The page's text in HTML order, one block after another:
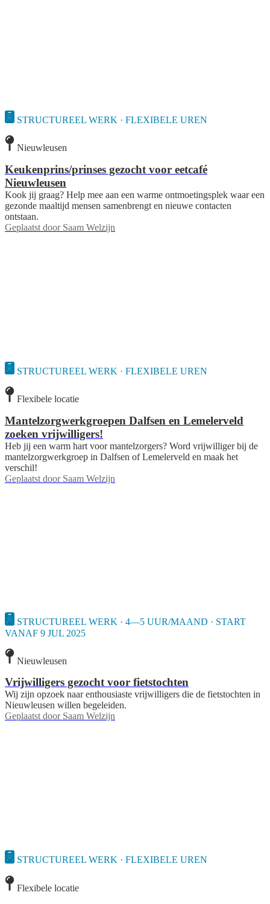
STRUCTUREEL WERK · FLEXIBELE UREN
Nieuwleusen
Keukenprins/prinses gezocht voor eetcafé
Nieuwleusen
Kook jij graag? Help mee aan een warme ontmoetingsplek waar een
gezonde maaltijd mensen samenbrengt en nieuwe contacten
ontstaan.
Geplaatst door Saam Welzijn
STRUCTUREEL WERK · FLEXIBELE UREN
Flexibele locatie
Mantelzorgwerkgroepen Dalfsen en Lemelerveld
zoeken vrijwilligers!
Heb jij een warm hart voor mantelzorgers? Word vrijwilliger bij de
mantelzorgwerkgroep in Dalfsen of Lemelerveld en maak het
verschil!
Geplaatst door Saam Welzijn
STRUCTUREEL WERK · 4—5 UUR/MAAND · START
VANAF 9 JUL 2025
Nieuwleusen
Vrijwilligers gezocht voor fietstochten
Wij zijn opzoek naar enthousiaste vrijwilligers die de fietstochten in
Nieuwleusen willen begeleiden.
Geplaatst door Saam Welzijn
STRUCTUREEL WERK · FLEXIBELE UREN
Flexibele locatie